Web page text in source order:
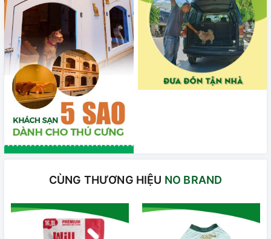
CÙNG THƯƠNG HIỆU NO BRAND